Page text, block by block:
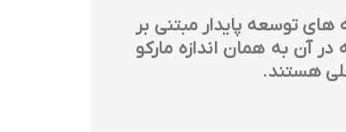
توسعه پایدار مبتنی بر
آن به همان اندازه مارکو